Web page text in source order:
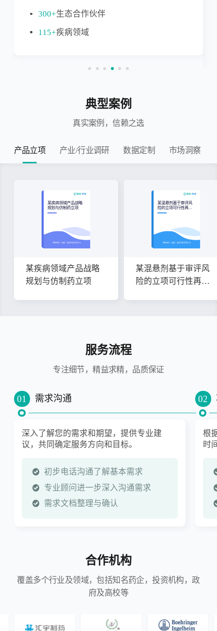
300+生态合作伙伴
115+疾病领域
典型案例
真实案例，信赖之选
产品立项 产业/行业调研 数据定制 市场洞察
某疾病领域产品战略
规划与仿制药立项
某疾病领域产品战略
规划与仿制药立项
某混悬剂基于审评风
险的立项可行性再评
估报告
某混悬剂基于审评风
险的立项可行性再评
服务流程
专注细节，精益求精，品质保证
01 需求沟通
深入了解您的需求和期望，提供专业建
议，共同确定服务方向和目标。
初步电话沟通了解基本需求
专业顾问进一步深入沟通需求
需求文档整理与确认
02
根
时
合作机构
覆盖多个行业及领域，包括知名药企，投资机构，政
府及高校等